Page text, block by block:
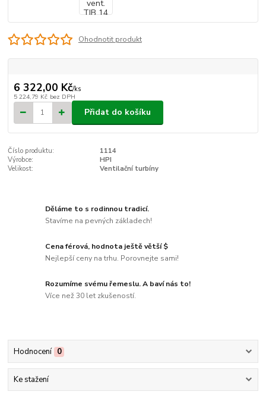
Ohodnotit produkt
6 322,00 Kč/ks
5 224,79 Kč bez DPH
Přidat do košíku
Číslo produktu:
1114
Výrobce:
HPI
Velikost:
Ventilační turbíny
Děláme to s rodinnou tradicí.
Stavíme na pevných základech!
Cena férová, hodnota ještě větší $
Nejlepší ceny na trhu. Porovnejte sami!
Rozumíme svému řemeslu. A baví nás to!
Více než 30 let zkušeností.
Hodnocení 0
Ke stažení